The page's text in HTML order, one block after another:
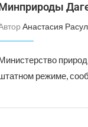
Анастасия
режиме,